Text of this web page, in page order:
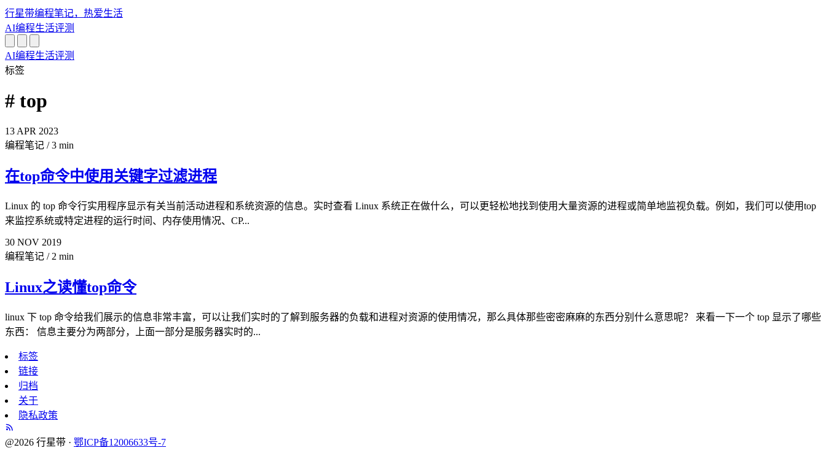
行星带编程笔记，热爱生活
AI编程生活评测
AI编程生活评测
标签
# top
13 APR 2023
编程笔记 / 3 min
在top命令中使用关键字过滤进程
Linux 的 top 命令行实用程序显示有关当前活动进程和系统资源的信息。实时查看 Linux 系统正在做什么，可以更轻松地找到使用大量资源的进程或简单地监视负载。例如，我们可以使用top
来监控系统或特定进程的运行时间、内存使用情况、CP...
30 NOV 2019
编程笔记 / 2 min
Linux之读懂top命令
linux 下 top 命令给我们展示的信息非常丰富，可以让我们实时的了解到服务器的负载和进程对资源的使用情况，那么具体那些密密麻麻的东西分别什么意思呢？ 来看一下一个 top 显示了哪些
东西： 信息主要分为两部分，上面一部分是服务器实时的...
标签
链接
归档
关于
隐私政策
@2026 行星带 · 鄂ICP备12006633号-7